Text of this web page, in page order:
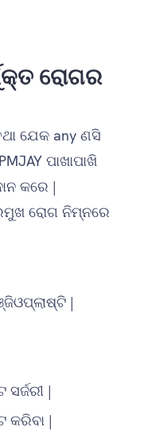
ରୋଗର
ଯେକ any ଣସି
ପାଖାପାଖି
କରେ |
ରୋଗ ନିମ୍ନରେ
|
|
କରିବା |